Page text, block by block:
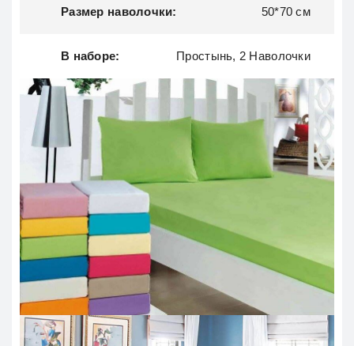
Размер наволочки: 50*70 см
В наборе: Простынь, 2 Наволочки